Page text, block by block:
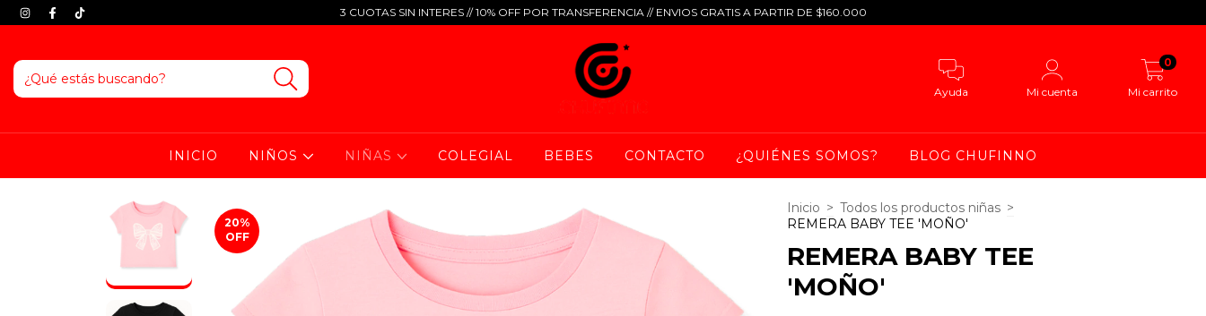
3 CUOTAS SIN INTERES // 10% OFF POR TRANSFERENCIA // ENVIOS GRATIS A PARTIR DE $160.000
Ayuda Mi cuenta Mi carrito
0
INICIO NIÑOS NIÑAS COLEGIAL BEBES CONTACTO ¿QUIÉNES SOMOS? BLOG CHUFINNO
20%
OFF
Inicio > Todos los productos niñas >
REMERA BABY TEE 'MOÑO'
REMERA BABY TEE
'MOÑO'